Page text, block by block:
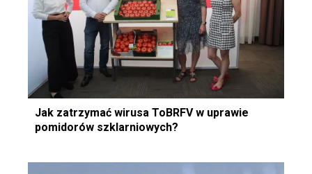
Jak zatrzymać wirusa ToBRFV w uprawie
pomidorów szklarniowych?